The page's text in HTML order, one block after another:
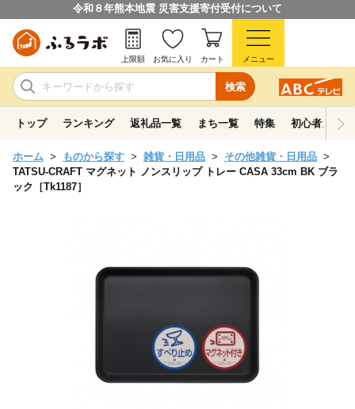
令和８年熊本地震 災害支援寄付受付について
検索
上限額 お気に入り カート メニュー
トップ ランキング 返礼品一覧 まち一覧 特集 初心者ガイド
ホーム ものから探す 雑貨・日用品
その他雑貨・日用品
TATSU-CRAFT マグネット ノンスリップ トレー CASA 33cm BK ブラ
ック［Tk1187］